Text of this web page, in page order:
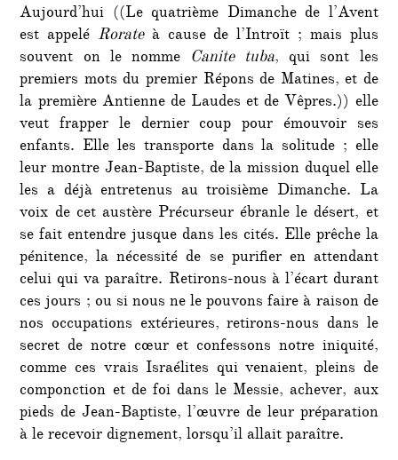
Aujourd’hui ((Le quatrième Dimanche de l’Avent
est appelé Rorateà cause de l’Introït ; mais plus
souvent on le nomme Canite tuba, qui sont les
premiers mots du premier Répons de Matines, et de
la première Antienne de Laudes et de Vêpres.)) elle
veut frapper le dernier coup pour émouvoir ses
enfants. Elle les transporte dans la solitude ; elle
leur montre Jean-Baptiste, de la mission duquel elle
les a déjà entretenus au troisième Dimanche. La
voix de cet austère Précurseur ébranle le désert, et
se fait entendre jusque dans les cités. Elle prêche la
pénitence, la nécessité de se purifier en attendant
celui qui va paraître. Retirons-nous à l’écart durant
ces jours ; ou si nous ne le pouvons faire à raison de
nos occupations extérieures, retirons-nous dans le
secret de notre cœur et confessons notre iniquité,
comme ces vrais Israélites qui venaient, pleins de
componction et de foi dans le Messie, achever, aux
pieds de Jean-Baptiste, l’œuvre de leur préparation
à le recevoir dignement, lorsqu’il allait paraître.